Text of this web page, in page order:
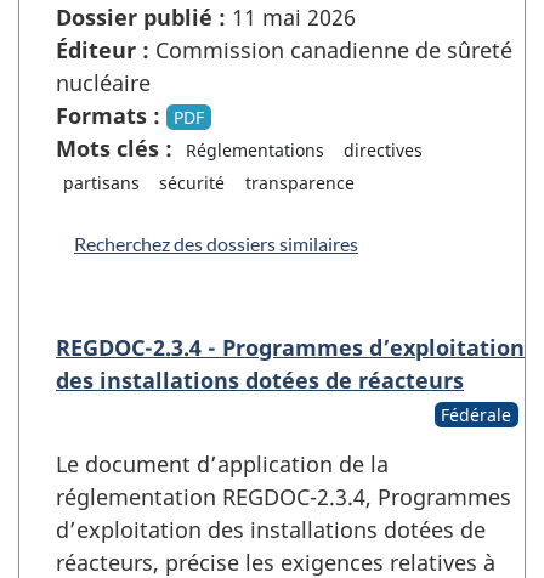
Dossier publié : 11 mai 2026
Éditeur : Commission canadienne de sûreté
nucléaire
Formats :
PDF
Mots clés : Réglementations
directives
partisans
sécurité transparence
Recherchez des dossiers similaires
REGDOC-2.3.4 - Programmes d’exploitation
des installations dotées de réacteurs
Fédérale
Le document d’application de la
réglementation REGDOC-2.3.4, Programmes
d’exploitation des installations dotées de
réacteurs, précise les exigences relatives à